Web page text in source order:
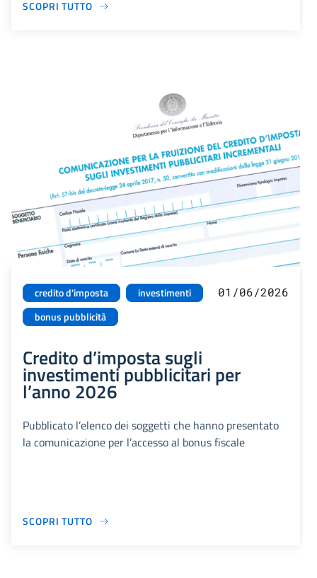
SCOPRI TUTTO
credito d'imposta
investimenti
bonus pubblicità
01/06/2026
Credito d’imposta sugli
investimenti pubblicitari per
l’anno 2026
Pubblicato l’elenco dei soggetti che hanno presentato
la comunicazione per l’accesso al bonus fiscale
SCOPRI TUTTO